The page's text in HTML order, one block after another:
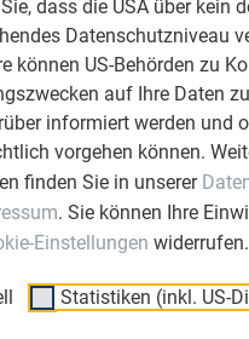
dass die USA über kein
Datenschutzniveau
können US-Behörden zu
auf Ihre Daten
informiert werden und
vorgehen können.
finden Sie in unserer
. Sie können Ihre
Einstellungen widerrufen.
Statistiken (inkl. US-